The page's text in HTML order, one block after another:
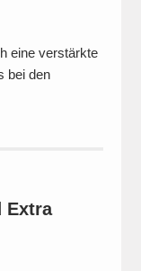
eine verstärkte
bei den
Extra